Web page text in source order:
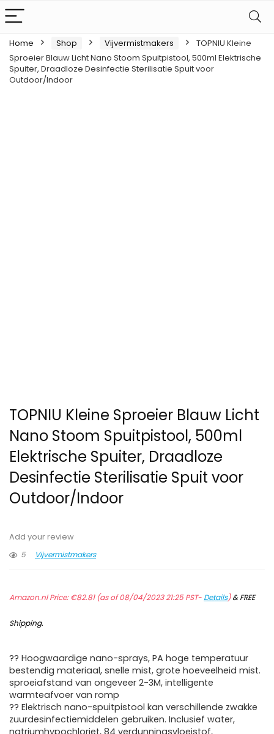
Home Shop Vijvermistmakers
TOPNIU Kleine
Sproeier Blauw Licht Nano Stoom Spuitpistool, 500ml Elektrische
Spuiter, Draadloze Desinfectie Sterilisatie Spuit voor
Outdoor/Indoor
TOPNIU Kleine Sproeier Blauw Licht
Nano Stoom Spuitpistool, 500ml
Elektrische Spuiter, Draadloze
Desinfectie Sterilisatie Spuit voor
Outdoor/Indoor
Add your review
5
Vijvermistmakers
Amazon.nl Price:€82.81(as of 08/04/2023 21:25 PST- Details)&FREE
Shipping.
?? Hoogwaardige nano-sprays, PA hoge temperatuur
bestendig materiaal, snelle mist, grote hoeveelheid mist.
sproeiafstand van ongeveer 2-3M, intelligente
warmteafvoer van romp
?? Elektrisch nano-spuitpistool kan verschillende zwakke
zuurdesinfectiemiddelen gebruiken. Inclusief water,